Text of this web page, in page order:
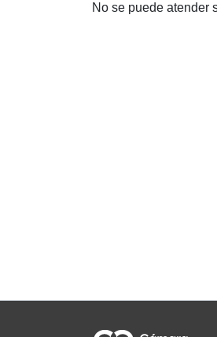
No se puede atender